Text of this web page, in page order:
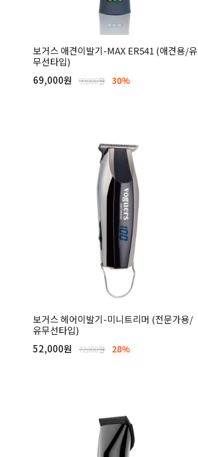
보거스 애견이발기-MAX ER541 (애견용/유
무선타입)
69,000원
99,000원 30%
보거스 헤어이발기-미니트리머 (전문가용/
유무선타입)
52,000원
72,000원 28%